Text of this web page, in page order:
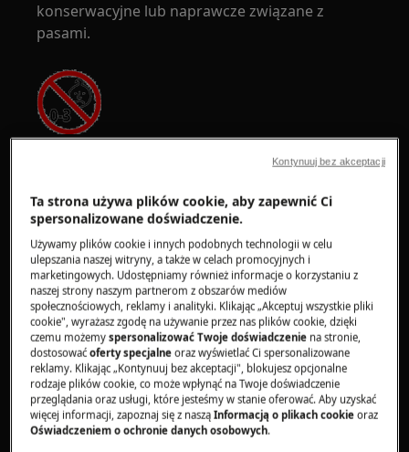
konserwacyjne lub naprawcze związane z
pasami.
RYZYKO ZADŁAWIENIA
Drobne elementy nie są przeznaczone dla dzieci
poniżej 3 roku życia. Przechowuj wszystkie małe
części i opakowania poza zasięgiem dzieci.
Produkt powinien być używany lub instalowany
wyłącznie przez dorosłych.
Przed przystąpieniem do jakiejkolwiek
czynności konserwacyjnej, wyłącz dopływ wody
do urządzenia. Zawsze opróżnij urządzenie ze
wszystkiej wody. Wszelkie prace konserwacyjne
powinny być przeprowadzane przy pionowo
ustawionym urządzeniu. Pozostała woda może
Ta strona używa plików cookie, aby zapewnić Ci
spersonalizowane doświadczenie.
Używamy plików cookie i innych podobnych technologii w celu
ulepszania naszej witryny, a także w celach promocyjnych i
marketingowych. Udostępniamy również informacje o korzystaniu z
naszej strony naszym partnerom z obszarów mediów
społecznościowych, reklamy i analityki. Klikając „Akceptuj wszystkie pliki
cookie", wyrażasz zgodę na używanie przez nas plików cookie, dzięki
czemu możemyspersonalizować Twoje doświadczenie na stronie,
dostosowaćoferty specjalne oraz wyświetlać Ci spersonalizowane
reklamy. Klikając „Kontynuuj bez akceptacji", blokujesz opcjonalne
rodzaje plików cookie, co może wpłynąć na Twoje doświadczenie
przeglądania oraz usługi, które jesteśmy w stanie oferować. Aby uzyskać
więcej informacji, zapoznaj się z nasząInformacją o plikach cookie oraz
Oświadczeniem o ochronie danych osobowych.
Kontynuuj bez akceptacji